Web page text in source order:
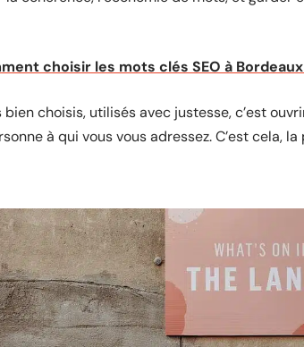
choisir les mots clés SEO à
choisis, utilisés avec justesse, c’est
à qui vous vous adressez. C’est cela,